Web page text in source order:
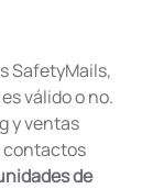
SafetyMails,
válido o no.
y ventas
contactos
de